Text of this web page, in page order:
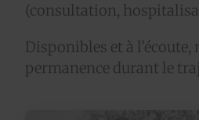
(consultation,
Disponibles et à
permanence durant le